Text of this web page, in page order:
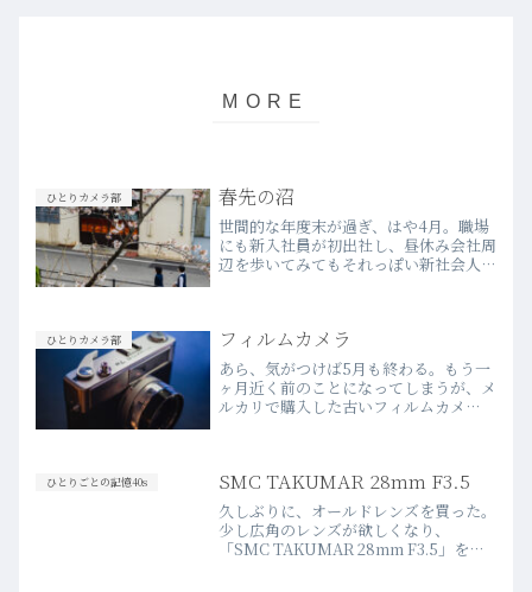
ひとりカメラ部 春先の沼
世間的な年度末が過ぎ、はや4月。職場
にも新入社員が初出社し、昼休み会社周
辺を歩いてみてもそれっぽい新社会人の
うくらいに、あまりいい思…more
ひとりカメラ部 フィルムカメラ
あら、気がつけば5月も終わる。もう一
ヶ月近く前のことになってしまうが、メ
ルカリで購入した古いフィルムカメ
まならなか…more
ひとりごとの記憶40s SMC TAKUMAR 28mm F3.5
久しぶりに、オールドレンズを買った。
少し広角のレンズが欲しくなり、
「SMC TAKUMAR 28mm F3.5」をメ